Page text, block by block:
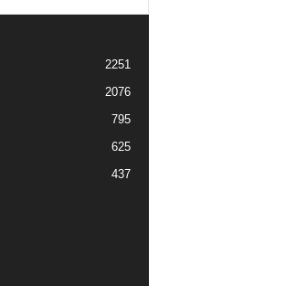
2251
2076
795
625
437